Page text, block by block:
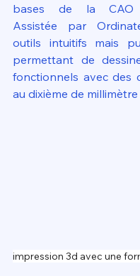
bases de la CAO
Assistée par
outils intuitifs mais
permettant de
fonctionnels avec des
au dixième de
impression 3d avec une